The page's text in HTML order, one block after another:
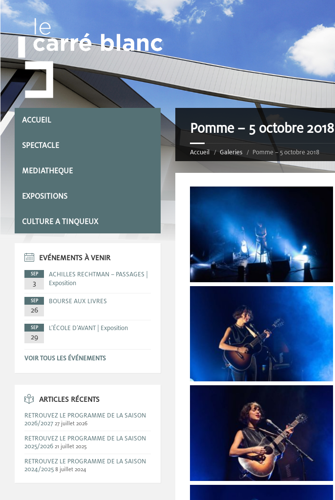
Pomme – 5 octobre 2018
Accueil Galeries Pomme – 5 octobre 2018
ACCUEIL
SPECTACLE
MEDIATHEQUE
EXPOSITIONS
CULTURE A TINQUEUX
EVÉNEMENTS À VENIR
SEP
3
ACHILLES RECHTMAN – PASSAGES |
Exposition
SEP
26
BOURSE AUX LIVRES
SEP
29
L’ÉCOLE D’AVANT | Exposition
VOIR TOUS LES ÉVÉNEMENTS
ARTICLES RÉCENTS
RETROUVEZ LE PROGRAMME DE LA SAISON
2026/2027 27 juillet 2026
RETROUVEZ LE PROGRAMME DE LA SAISON
2025/2026 21 juillet 2025
RETROUVEZ LE PROGRAMME DE LA SAISON
2024/2025 8 juillet 2024